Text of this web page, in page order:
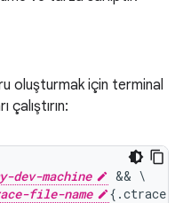
oluşturmak için terminal
dev-machine
&& \
file-name {.ctrace